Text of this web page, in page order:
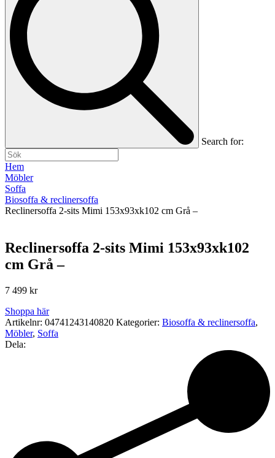
Search for:
Hem
Möbler
Soffa
Biosoffa & reclinersoffa
Reclinersoffa 2-sits Mimi 153x93xk102 cm Grå –
Reclinersoffa 2-sits Mimi 153x93xk102
cm Grå –
7 499 kr
Shoppa här
Artikelnr: 04741243140820 Kategorier: Biosoffa & reclinersoffa,
Möbler, Soffa
Dela: